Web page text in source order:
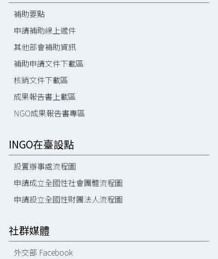
補助要點
申請補助線上遞件
其他部會補助資訊
補助申請文件下載區
核銷文件下載區
成果報告書上載區
NGO成果報告書專區
INGO在臺設點
設置辦事處流程圖
申請成立全國性社會團體流程圖
申請設立全國性財團法人流程圖
社群媒體
外交部 Facebook